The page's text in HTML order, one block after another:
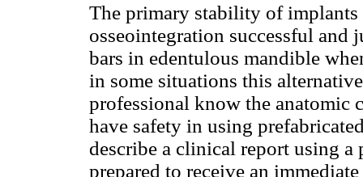
The primary stability of
osseointegration successful
bars in edentulous mandible
in some situations this
professional know the anatomic
have safety in using
describe a clinical report using
prepared to receive an